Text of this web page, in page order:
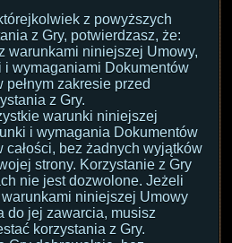
z powyższych
z Gry, potwierdzasz, że:
warunkami niniejszej Umowy,
i wymaganiami Dokumentów
zakresie przed
z Gry.
warunki niniejszej
i wymagania Dokumentów
całości, bez żadnych wyjątków
strony. Korzystanie z Gry
nie jest dozwolone. Jeżeli
niniejszej Umowy
do jej zawarcia, musisz
korzystania z Gry.